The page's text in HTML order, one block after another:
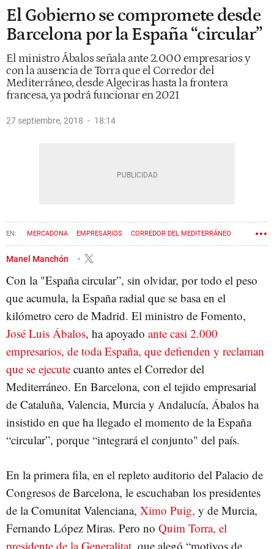
El Gobierno se compromete desde
Barcelona por la España “circular”
El ministro Ábalos señala ante 2.000 empresarios y
con la ausencia de Torra que el Corredor del
Mediterráneo, desde Algeciras hasta la frontera
francesa, ya podrá funcionar en 2021
27 septiembre, 2018 18:14
MERCADONA EMPRESARIOS CORREDOR DEL MEDITERRÁNEO
QUIM TORRA JOSÉ LUIS ÁBALOS
Manel Manchón
Con la "España circular”, sin olvidar, por todo el peso
que acumula, la España radial que se basa en el
kilómetro cero de Madrid. El ministro de Fomento,
José Luis Ábalos, ha apoyado ante casi 2.000
empresarios, de toda España, que defienden y reclaman
que se ejecute cuanto antes el Corredor del
Mediterráneo. En Barcelona, con el tejido empresarial
de Cataluña, Valencia, Murcia y Andalucía, Ábalos ha
insistido en que ha llegado el momento de la España
“circular”, porque “integrará el conjunto" del país.
En la primera fila, en el repleto auditorio del Palacio de
Congresos de Barcelona, le escuchaban los presidentes
de la Comunitat Valenciana, Ximo Puig, y de Murcia,
Fernando López Miras. Pero no Quim Torra, el
presidente de la Generalitat, que alegó “motivos de